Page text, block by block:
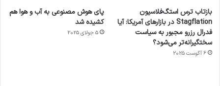
بازتاب ترس استگ‌فلاسیون
Stagflation در بازارهای آمریکا: آیا
فدرال رزرو مجبور به سیاست
سختگیرانه‌تر می‌شود؟
6 آگوست 2025
پای هوش مصنوعی به آب و هوا هم
کشیده شد
5 جولای 2025